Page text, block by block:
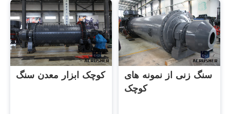
کوچک ابزار معدن سنگ
سنگ زنی از نمونه های
کوچک